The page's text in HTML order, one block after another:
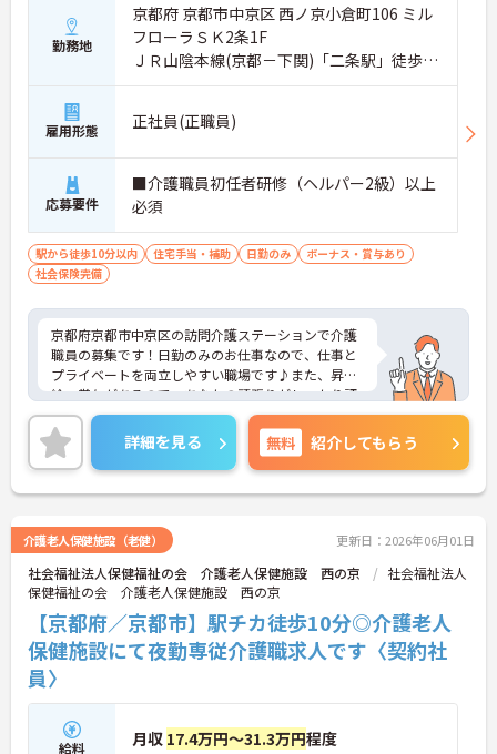
勤務地
京都府 京都市中京区 西ノ京小倉町106 ミル
フローラＳＫ2条1F
ＪＲ山陰本線(京都－下関)「二条駅」徒歩4
分
雇用形態 正社員(正職員)
応募要件
■介護職員初任者研修（ヘルパー2級）以上
必須
駅から徒歩10分以内 住宅手当・補助 日勤のみ
ボーナス・賞与あり
社会保険完備
京都府京都市中京区の訪問介護ステーションで介護
職員の募集です！日勤のみのお仕事なので、仕事と
プライベートを両立しやすい職場です♪また、昇
給・賞与があるので、あなたの頑張りがしっかり評
価されます◎ご興味のある方は面接ポイントをお伝
えしますので、お気軽にご連絡ください。
詳細を見る 無料 紹介してもらう
介護老人保健施設（老健） 更新日：2026年06月01日
社会福祉法人保健福祉の会 介護老人保健施設 西の京
社会福祉法人
保健福祉の会 介護老人保健施設 西の京
【京都府／京都市】駅チカ徒歩10分◎介護老人
保健施設にて夜勤専従介護職求人です〈契約社
員〉
給料 月収 17.4万円～31.3万円程度